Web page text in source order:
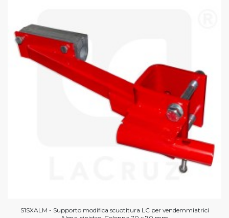
S1SXALM - Supporto modifica scuotitura LC per vendemmiatrici